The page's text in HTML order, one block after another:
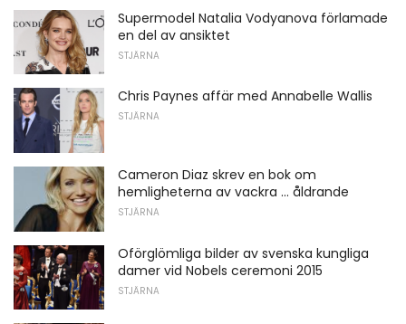
Supermodel Natalia Vodyanova förlamade
en del av ansiktet
STJÄRNA
Chris Paynes affär med Annabelle Wallis
STJÄRNA
Cameron Diaz skrev en bok om
hemligheterna av vackra ... åldrande
STJÄRNA
Oförglömliga bilder av svenska kungliga
damer vid Nobels ceremoni 2015
STJÄRNA